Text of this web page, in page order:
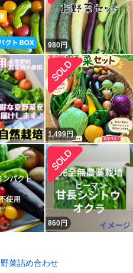
980円
1,499円
860円
野菜詰め合わせ